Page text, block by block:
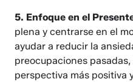
5. Enfoque en el
plena y centrarse en el
ayudar a reducir la
preocupaciones
perspectiva más positiva